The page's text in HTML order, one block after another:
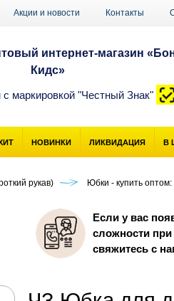
Акции и новости Контакты
интернет-магазин
Кидс»
маркировкой "Честный Знак"
НОВИНКИ ЛИКВИДАЦИЯ В
рукав) Юбки - купить оптом:
Если у вас
сложности
свяжитесь с